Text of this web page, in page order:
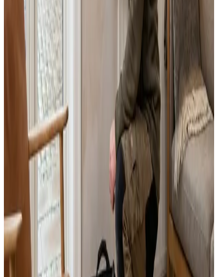
Landsdækkende service